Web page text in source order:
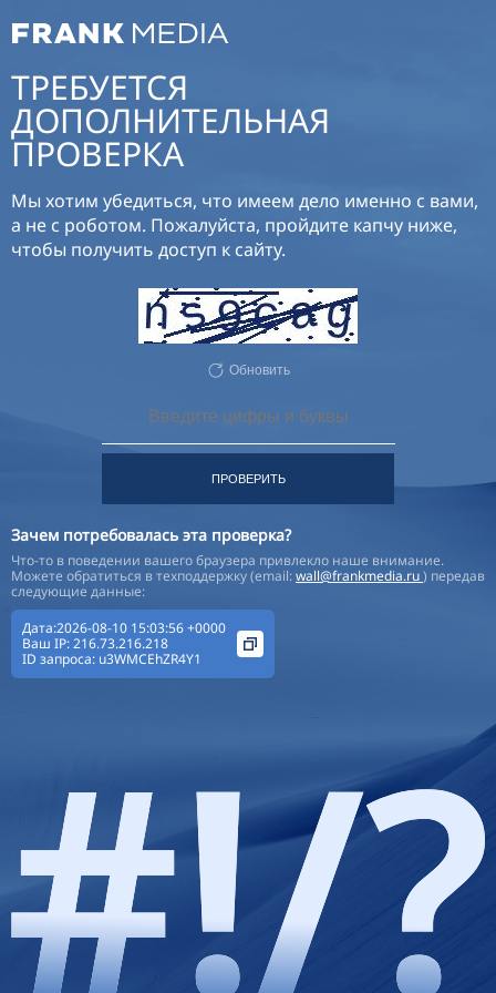
ТРЕБУЕТСЯ
ДОПОЛНИТЕЛЬНАЯ
ПРОВЕРКА
Мы хотим убедиться, что имеем дело именно с вами,
а не с роботом. Пожалуйста, пройдите капчу ниже,
чтобы получить доступ к сайту.
Обновить
ПРОВЕРИТЬ
Зачем потребовалась эта проверка?
Что-то в поведении вашего браузера привлекло наше внимание.
Можете обратиться в техподдержку (email:wall@frankmedia.ru) передав
следующие данные:
Дата:2026-08-10 15:03:56 +0000
Ваш IP:216.73.216.218
ID запроса: u3WMCEhZR4Y1